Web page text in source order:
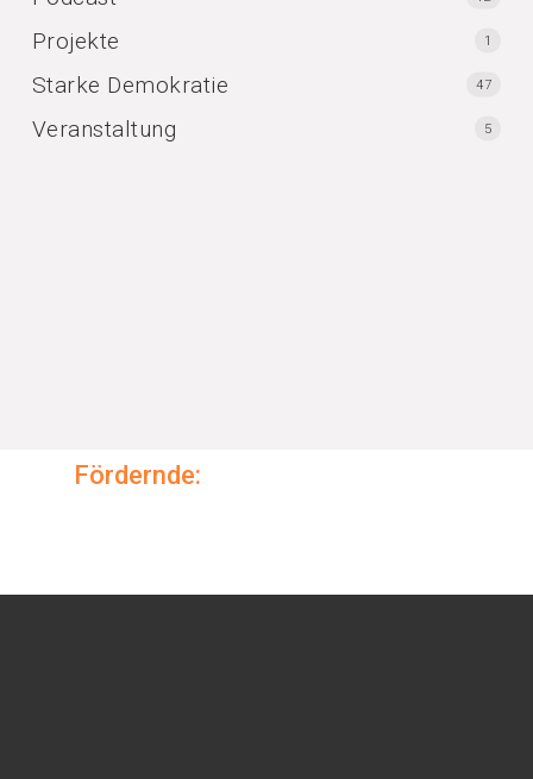
Projekte 1
Starke Demokratie 47
Veranstaltung 5
Fördernde: